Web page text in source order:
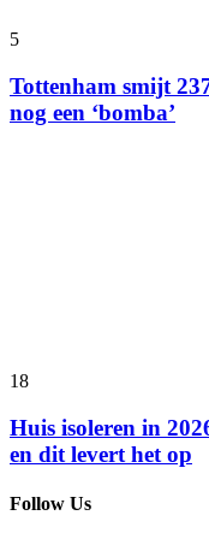
5
Tottenham smijt
nog een ‘bomba’
18
Huis isoleren in
en dit levert het op
Follow Us